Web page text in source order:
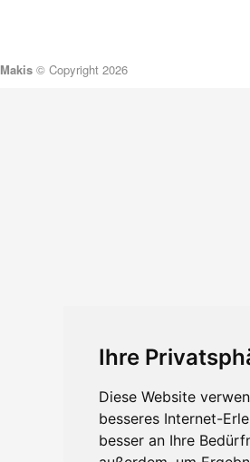
Ihre
Diese Website
besseres Internet-
besser an Ihre
Makis© Copyright 2026